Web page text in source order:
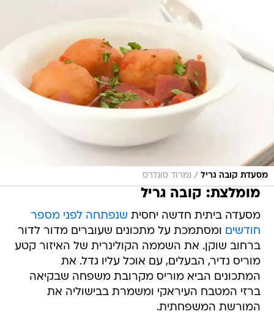
מסעדת קובה גריל / נמרוד סונדרס
מומלצת: קובה גריל
מסעדה ביתית חדשה יחסית שנפתחה לפני מספר
חודשים ומסתמכת על מתכונים שעוברים מדור לדור
ברחוב שוקן. את השממה הקולינרית של האיזור קטע
מוריס נדיר, הבעלים, עם אוכל עליו גדל. את
המתכונים הביא מוריס מקרובת משפחה שבקיאה
ברזי המטבח העיראקי ומשמרת בבישוליה את
המורשת המשפחתית.